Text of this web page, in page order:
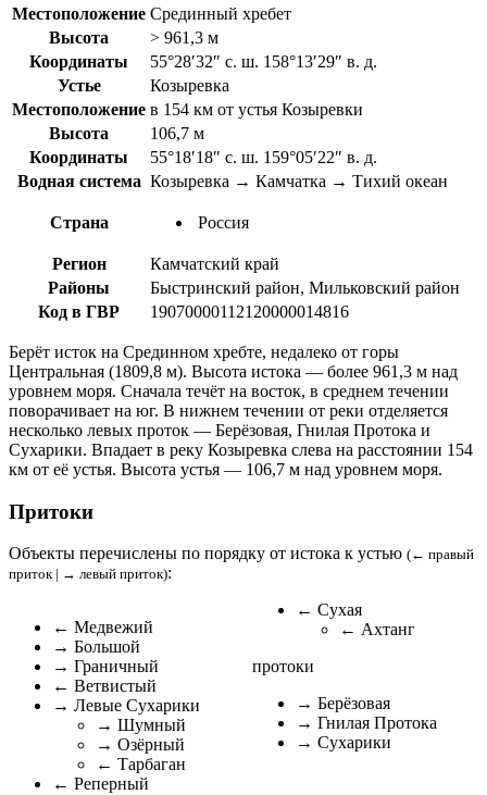
Местоположение Срединный хребет
Высота
> 961,3 м
Координаты
55°28′32″ с. ш. 158°13′29″ в. д.
Устье
Козыревка
Местоположение в 154 км от устья Козыревки
Высота
106,7 м
Координаты
55°18′18″ с. ш. 159°05′22″ в. д.
Водная система Козыревка → Камчатка → Тихий океан
Страна Россия
Регион
Камчатский край
Районы
Быстринский район, Мильковский район
Код в ГВР
19070000112120000014816
Берёт исток на Срединном хребте, недалеко от горы
Центральная (1809,8 м). Высота истока — более 961,3 м над
уровнем моря. Сначала течёт на восток, в среднем течении
поворачивает на юг. В нижнем течении от реки отделяется
несколько левых проток — Берёзовая, Гнилая Протока и
Сухарики. Впадает в реку Козыревка слева на расстоянии 154
км от её устья. Высота устья — 106,7 м над уровнем моря.
Притоки
Объекты перечислены по порядку от истока к устью (← правый
приток | → левый приток):
← Медвежий
→ Большой
→ Граничный
← Ветвистый
→ Левые Сухарики
→ Шумный
→ Озёрный
← Тарбаган
← Реперный
← Сухая
← Ахтанг
протоки
→ Берёзовая
→ Гнилая Протока
→ Сухарики